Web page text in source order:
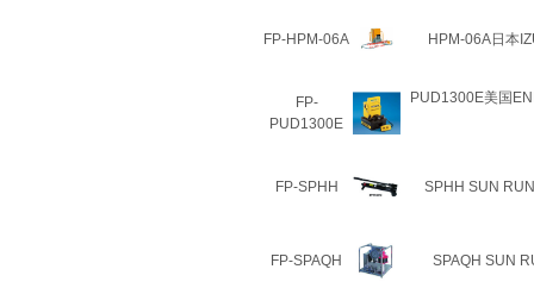
FP-HPM-06A HPM-06A日本
FP-
PUD1300E
PUD1300E美国
FP-SPHH SPHH SUN
FP-SPAQH SPAQH SUN